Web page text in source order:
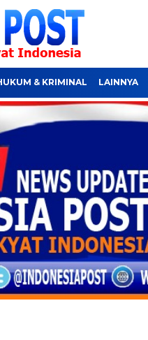
& KRIMINAL LAINNYA